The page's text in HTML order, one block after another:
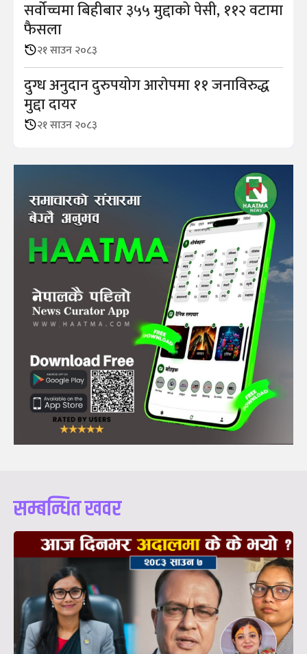
सर्वोच्चमा बिहीबार ३५५ मुद्दाको पेसी, ११२ वटामा
फैसला
२१ साउन २०८३
दुग्ध अनुदान दुरुपयोग आराेपमा ११ जनाविरुद्ध
मुद्दा दायर
२१ साउन २०८३
सम्बन्धित खवर